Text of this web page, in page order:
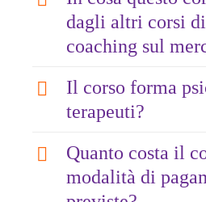
dagli altri corsi
coaching sul
Il corso forma
terapeuti?
Quanto costa il
modalità di
Etica della
come scelta filosofica
Respirazione,
Meditazione,
di Flow
Sincronia Mente-